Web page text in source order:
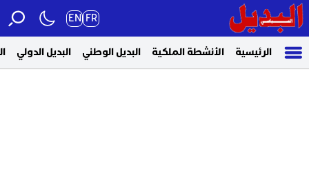
FR
EN
الرئيسية الأنشطة الملكية البديل الوطني البديل الدولي